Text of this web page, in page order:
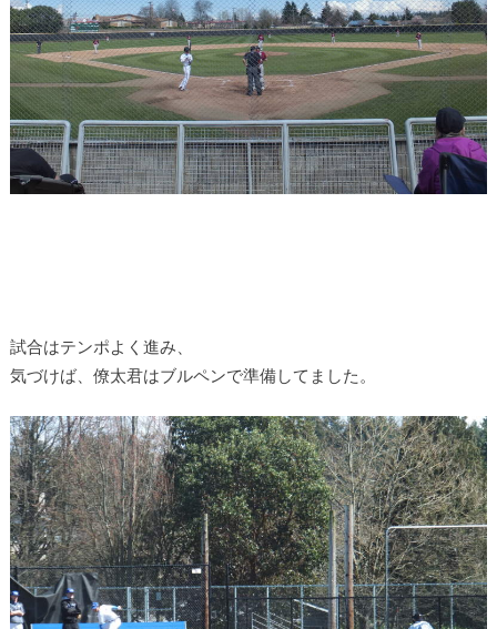
試合はテンポよく進み、
気づけば、僚太君はブルペンで準備してました。